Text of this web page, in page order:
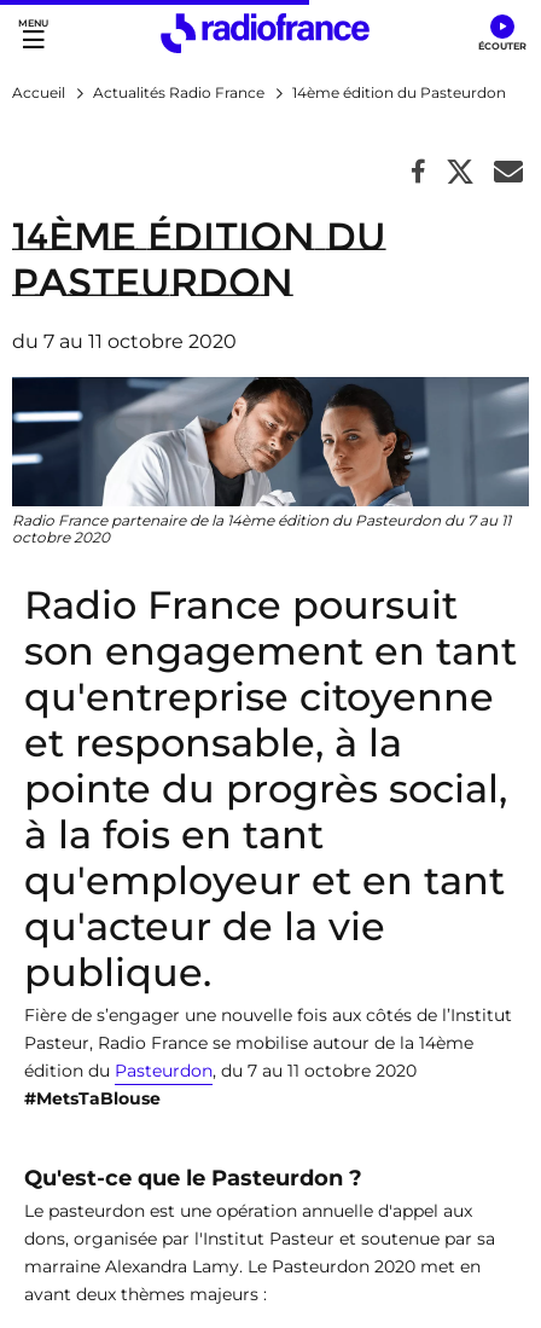
Accès direct :
Menu principal
Contenu
Accueil Actualités Radio France 14ème édition du Pasteurdon
14ème édition du
Pasteurdon
du 7 au 11 octobre 2020
Radio France partenaire de la 14ème édition du Pasteurdon du 7 au 11
octobre 2020
Radio France poursuit
son engagement en tant
qu'entreprise citoyenne
et responsable, à la
pointe du progrès social,
à la fois en tant
qu'employeur et en tant
qu'acteur de la vie
publique.
Fière de s’engager une nouvelle fois aux côtés de l’Institut
Pasteur, Radio France se mobilise autour de la 14ème
édition du Pasteurdon, du 7 au 11 octobre 2020
#MetsTaBlouse
Qu'est-ce que le Pasteurdon ?
Le pasteurdon est une opération annuelle d'appel aux
dons, organisée par l'Institut Pasteur et soutenue par sa
marraine Alexandra Lamy. Le Pasteurdon 2020 met en
avant deux thèmes majeurs :